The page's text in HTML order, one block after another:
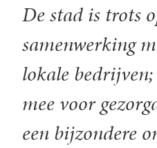
De stad is trots
samenwerking
lokale
mee voor
een bijzondere